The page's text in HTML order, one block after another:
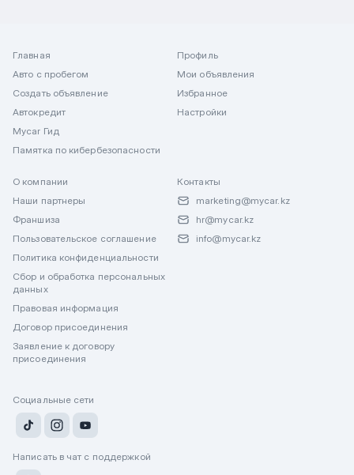
Главная
Авто с пробегом
Создать объявление
Автокредит
Mycar Гид
Памятка по кибербезопасности
Профиль
Мои объявления
Избранное
Настройки
О компании
Наши партнеры
Франшиза
Пользовательское соглашение
Политика конфиденциальности
Сбор и обработка персональных
данных
Правовая информация
Договор присоединения
Заявление к договору
присоединения
Контакты
marketing@mycar.kz
hr@mycar.kz
info@mycar.kz
Социальные сети
Написать в чат с поддержкой